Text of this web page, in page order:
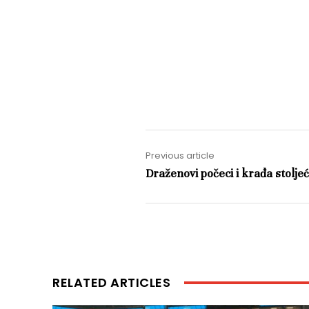
Previous article
Draženovi počeci i krađa
RELATED ARTICLES